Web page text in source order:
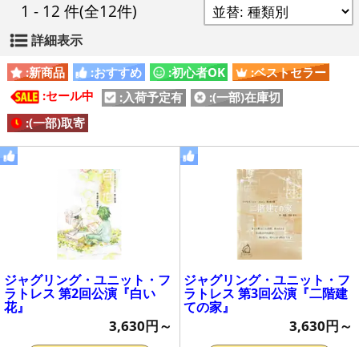
1 - 12 件(全12件)
詳細表示
:新商品 :おすすめ :初心者OK
:ベストセラー
:セール中
:入荷予定有
:(一部)在庫切
:(一部)取寄
ジャグリング・ユニット・フ
ラトレス 第2回公演『白い
花』
3,630円～
ジャグリング・ユニット・フ
ラトレス 第3回公演『二階建
ての家』
3,630円～